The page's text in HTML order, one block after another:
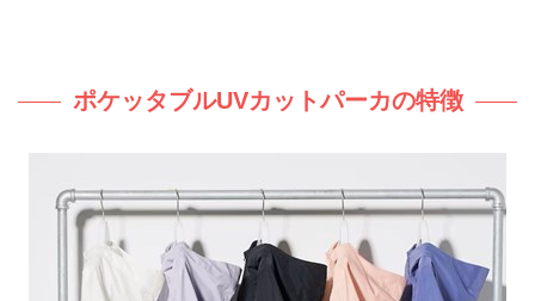
ポケッタブルUVカットパーカの特徴